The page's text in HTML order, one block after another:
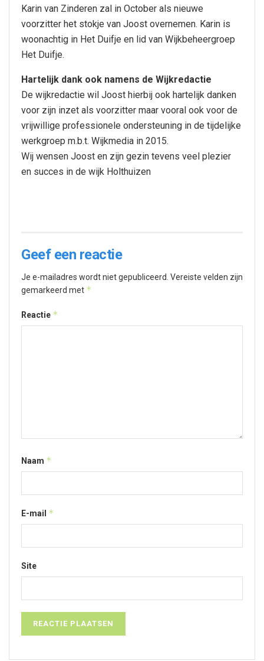
Karin van Zinderen zal in October als nieuwe
voorzitter het stokje van Joost overnemen. Karin is
woonachtig in Het Duifje en lid van Wijkbeheergroep
Het Duifje.
Hartelijk dank ook namens de Wijkredactie
De wijkredactie wil Joost hierbij ook hartelijk danken
voor zijn inzet als voorzitter maar vooral ook voor de
vrijwillige professionele ondersteuning in de tijdelijke
werkgroep m.b.t. Wijkmedia in 2015.
Wij wensen Joost en zijn gezin tevens veel plezier
en succes in de wijk Holthuizen
Geef een reactie
Je e-mailadres wordt niet gepubliceerd. Vereiste velden zijn
gemarkeerd met *
Reactie *
Naam *
E-mail *
Site